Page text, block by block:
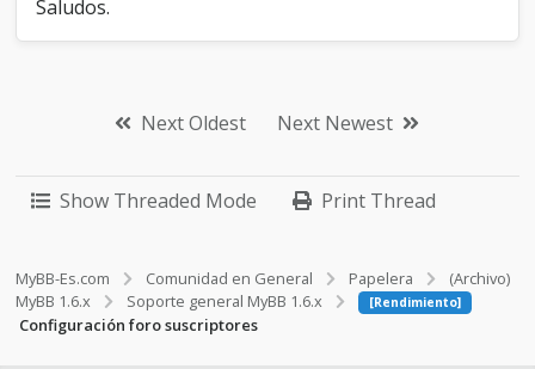
Saludos.
Next Oldest Next Newest
Show Threaded Mode Print Thread
MyBB-Es.com Comunidad en General Papelera
(Archivo)
MyBB 1.6.x
Soporte general MyBB 1.6.x [Rendimiento]
Configuración foro suscriptores